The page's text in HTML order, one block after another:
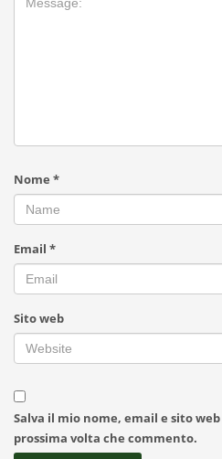
Nome *
Email *
Sito web
Salva il mio nome, email e sito
prossima volta che commento.